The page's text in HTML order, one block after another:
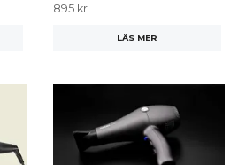
895 kr
LÄS MER